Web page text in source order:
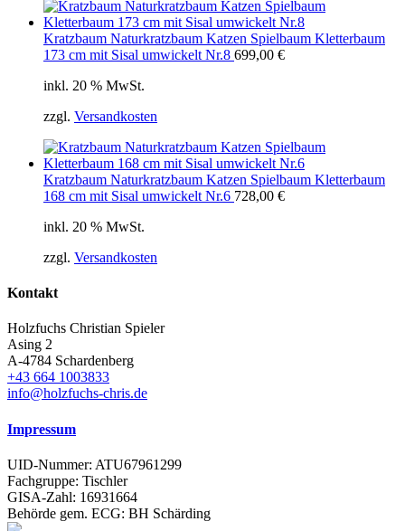
Kratzbaum Naturkratzbaum Katzen Spielbaum Kletterbaum
173 cm mit Sisal umwickelt Nr.8 699,00 €
inkl. 20 % MwSt.
zzgl. Versandkosten
Kratzbaum Naturkratzbaum Katzen Spielbaum Kletterbaum
168 cm mit Sisal umwickelt Nr.6 728,00 €
inkl. 20 % MwSt.
zzgl. Versandkosten
Kontakt
Holzfuchs Christian Spieler
Asing 2
A-4784 Schardenberg
+43 664 1003833
info@holzfuchs-chris.de
Impressum
UID-Nummer: ATU67961299
Fachgruppe: Tischler
GISA-Zahl: 16931664
Behörde gem. ECG: BH Schärding